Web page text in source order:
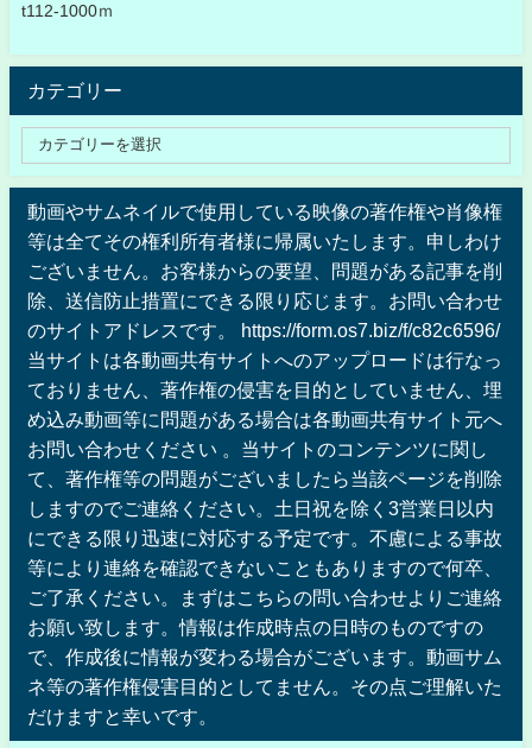
t112-1000ｍ
カテゴリー
動画やサムネイルで使用している映像の著作権や肖像権
等は全てその権利所有者様に帰属いたします。申しわけ
ございません。お客様からの要望、問題がある記事を削
除、送信防止措置にできる限り応じます。お問い合わせ
のサイトアドレスです。 https://form.os7.biz/f/c82c6596/
当サイトは各動画共有サイトへのアップロードは行なっ
ておりません、著作権の侵害を目的としていません、埋
め込み動画等に問題がある場合は各動画共有サイト元へ
お問い合わせください 。当サイトのコンテンツに関し
て、著作権等の問題がございましたら当該ページを削除
しますのでご連絡ください。土日祝を除く3営業日以内
にできる限り迅速に対応する予定です。不慮による事故
等により連絡を確認できないこともありますので何卒、
ご了承ください。まずはこちらの問い合わせよりご連絡
お願い致します。情報は作成時点の日時のものですの
で、作成後に情報が変わる場合がございます。動画サム
ネ等の著作権侵害目的としてません。その点ご理解いた
だけますと幸いです。